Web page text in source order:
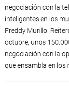
negociación con la
inteligentes en los
Freddy Murillo.
octubre, unos
negociación con la
que ensambla en los